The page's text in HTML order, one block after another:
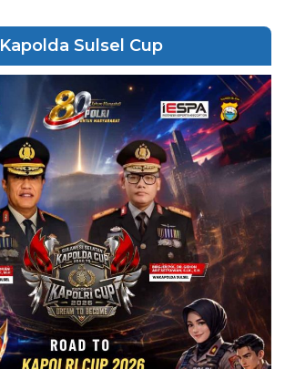
Kapolda Sulsel Cup